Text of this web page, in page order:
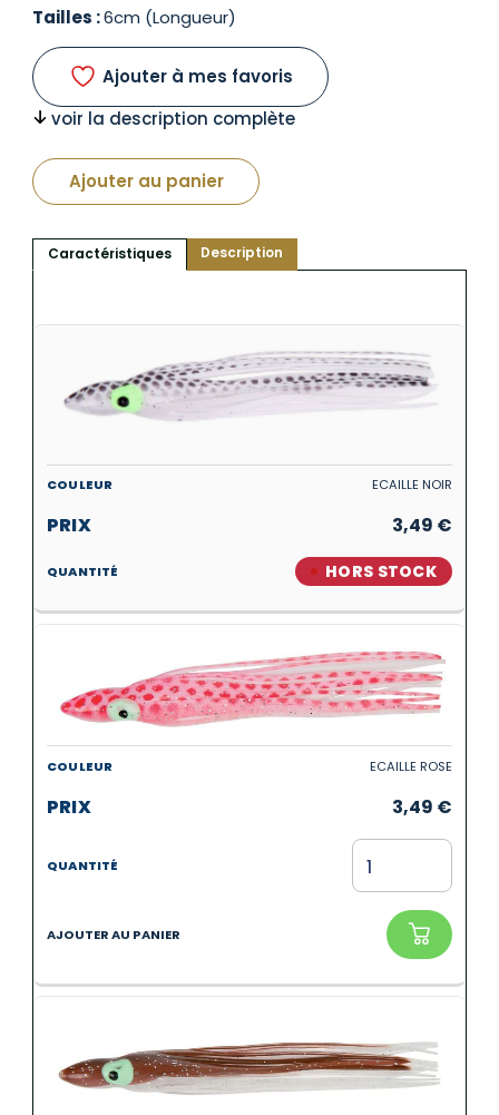
Tailles :6cm (Longueur)
Ajouter à mes favoris
voir la description complète
Ajouter au panier
Caractéristiques Description
ECAILLE NOIR
3,49 €
HORS STOCK
ECAILLE ROSE
3,49 €